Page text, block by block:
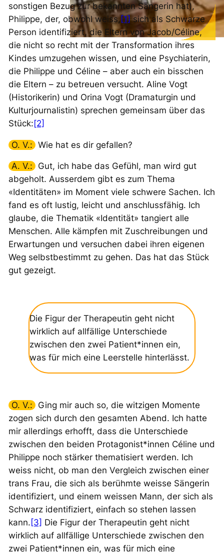
sonstigen Bezug zur bekannten Sängerin hat),
Philippe, der, obwohlweiss,[1] sich als Schwarze
Person identifiziert, die Eltern von Jacob/Céline,
die nicht so recht mit der Transformation ihres
Kindes umzugehen wissen, und eine Psychiaterin,
die Philippe und Céline – aber auch ein bisschen
die Eltern – zu betreuen versucht. Aline Vogt
(Historikerin) und Orina Vogt (Dramaturgin und
Kulturjournalistin) sprechen gemeinsam über das
Stück:[2]
O. V.: Wie hat es dir gefallen?
A. V.: Gut, ich habe das Gefühl, man wird gut
abgeholt. Ausserdem gibt es zum Thema
«Identitäten» im Moment viele schwere Sachen. Ich
fand es oft lustig, leicht und anschlussfähig. Ich
glaube, die Thematik «Identität» tangiert alle
Menschen. Alle kämpfen mit Zuschreibungen und
Erwartungen und versuchen dabei ihren eigenen
Weg selbstbestimmt zu gehen. Das hat das Stück
gut gezeigt.
Die Figur der Therapeutin geht nicht
wirklich auf allfällige Unterschiede
zwischen den zwei Patient*innen ein,
was für mich eine Leerstelle hinterlässt.
O. V.: Ging mir auch so, die witzigen Momente
zogen sich durch den gesamten Abend. Ich hatte
mir allerdings erhofft, dass die Unterschiede
zwischen den beiden Protagonist*innen Céline und
Philippe noch stärker thematisiert werden. Ich
weiss nicht, ob man den Vergleich zwischen einer
trans Frau, die sich als berühmte weisse Sängerin
identifiziert, und einem weissen Mann, der sich als
Schwarz identifiziert, einfach so stehen lassen
kann. [3] Die Figur der Therapeutin geht nicht
wirklich auf allfällige Unterschiede zwischen den
zwei Patient*innen ein, was für mich eine